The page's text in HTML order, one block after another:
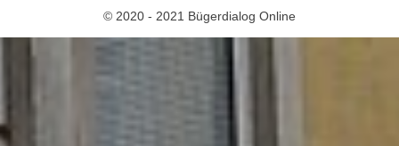
© 2020 - 2021 Bügerdialog Online